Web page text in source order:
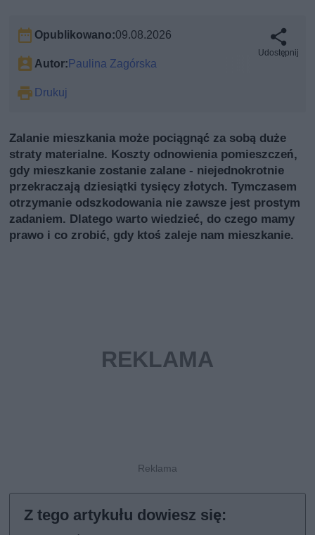
Opublikowano:09.08.2026
Autor:Paulina Zagórska
Drukuj
Udostępnij
Zalanie mieszkania może pociągnąć za sobą duże
straty materialne. Koszty odnowienia pomieszczeń,
gdy mieszkanie zostanie zalane - niejednokrotnie
przekraczają dziesiątki tysięcy złotych. Tymczasem
otrzymanie odszkodowania nie zawsze jest prostym
zadaniem. Dlatego warto wiedzieć, do czego mamy
prawo i co zrobić, gdy ktoś zaleje nam mieszkanie.